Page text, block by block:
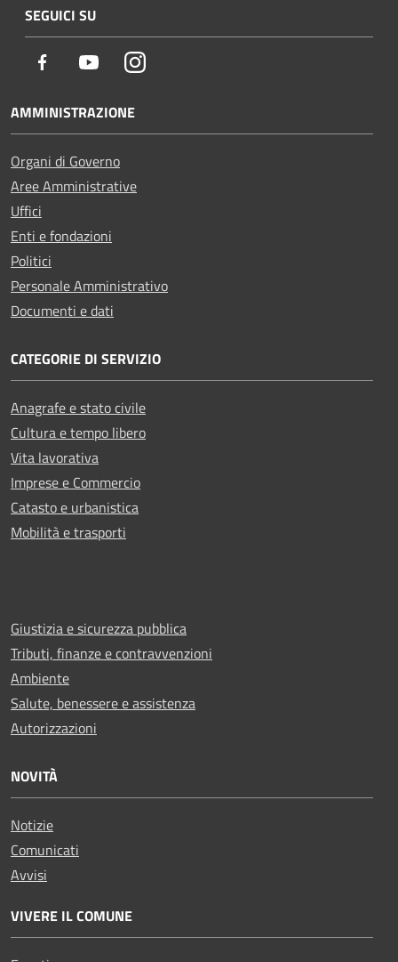
SEGUICI SU
Facebook YoutubeInstagram
AMMINISTRAZIONE
Organi di Governo
Aree Amministrative
Uffici
Enti e fondazioni
Politici
Personale Amministrativo
Documenti e dati
CATEGORIE DI SERVIZIO
Anagrafe e stato civile
Cultura e tempo libero
Vita lavorativa
Imprese e Commercio
Catasto e urbanistica
Mobilità e trasporti
Giustizia e sicurezza pubblica
Tributi, finanze e contravvenzioni
Ambiente
Salute, benessere e assistenza
Autorizzazioni
NOVITÀ
Notizie
Comunicati
Avvisi
VIVERE IL COMUNE